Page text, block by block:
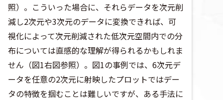
照）。こういった場合に、それらデータを次元削
減し2次元や3次元のデータに変換できれば、可
視化によって次元削減された低次元空間内での分
布については直感的な理解が得られるかもしれま
せん（図1右図参照）。図1の事例では、6次元デ
ータを任意の2次元に射映したプロットではデー
タの特徴を掴むことは難しいですが、ある手法に